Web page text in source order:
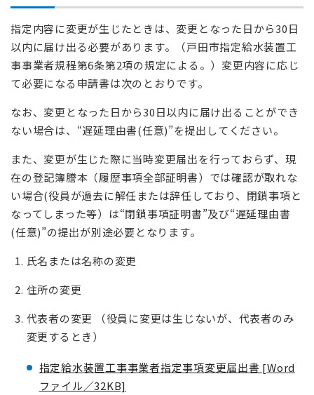
指定内容に変更が生じたときは、変更となった日から30日
以内に届け出る必要があります。（戸田市指定給水装置工
事事業者規程第6条第2項の規定による。）変更内容に応じ
て必要になる申請書は次のとおりです。
なお、変更となった日から30日以内に届け出ることができ
ない場合は、“遅延理由書(任意)”を提出してください。
また、変更が生じた際に当時変更届出を行っておらず、現
在の登記簿謄本（履歴事項全部証明書）では確認が取れな
い場合(役員が過去に解任または辞任しており、閉鎖事項と
なってしまった等）は“閉鎖事項証明書”及び“遅延理由書
(任意)”の提出が別途必要となります。
氏名または名称の変更
住所の変更
代表者の変更 （役員に変更は生じないが、代表者のみ
変更するとき）
指定給水装置工事事業者指定事項変更届出書 [Word
ファイル／32KB]